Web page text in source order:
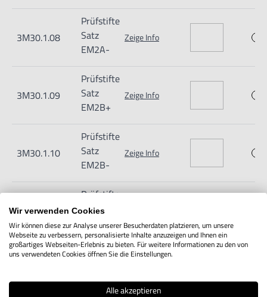
3M30.1.08
Prüfstifte
Satz
EM2A-
Zeige Info
3M30.1.09
Prüfstifte
Satz
EM2B+
Zeige Info
3M30.1.10
Prüfstifte
Satz
EM2B-
Zeige Info
3M30.1.11
Prüfstifte
Satz
EM2C+
Prüfstifte
EM2C-
Wir verwenden Cookies
Wir können diese zur Analyse unserer Besucherdaten platzieren, um unsere
Webseite zu verbessern, personalisierte Inhalte anzuzeigen und Ihnen ein
großartiges Webseiten-Erlebnis zu bieten. Für weitere Informationen zu den von
uns verwendeten Cookies öffnen Sie die Einstellungen.
Alle akzeptieren